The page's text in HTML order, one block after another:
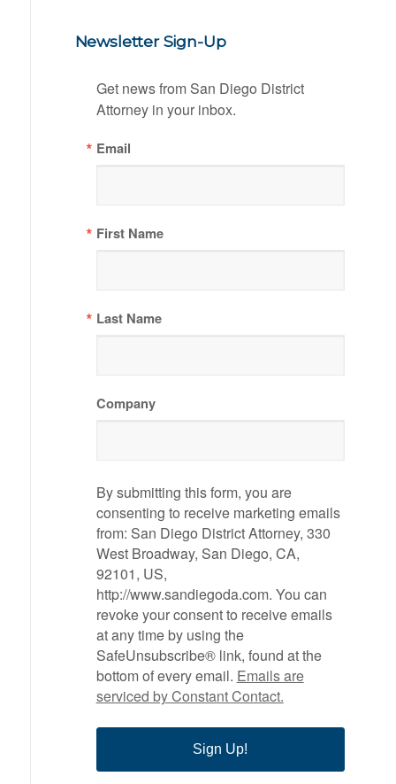
Newsletter Sign-Up
Get news from San Diego District
Attorney in your inbox.
Email
First Name
Last Name
Company
By submitting this form, you are
consenting to receive marketing emails
from: San Diego District Attorney, 330
West Broadway, San Diego, CA,
92101, US,
http://www.sandiegoda.com. You can
revoke your consent to receive emails
at any time by using the
SafeUnsubscribe® link, found at the
bottom of every email. Emails are
serviced by Constant Contact.
Sign Up!